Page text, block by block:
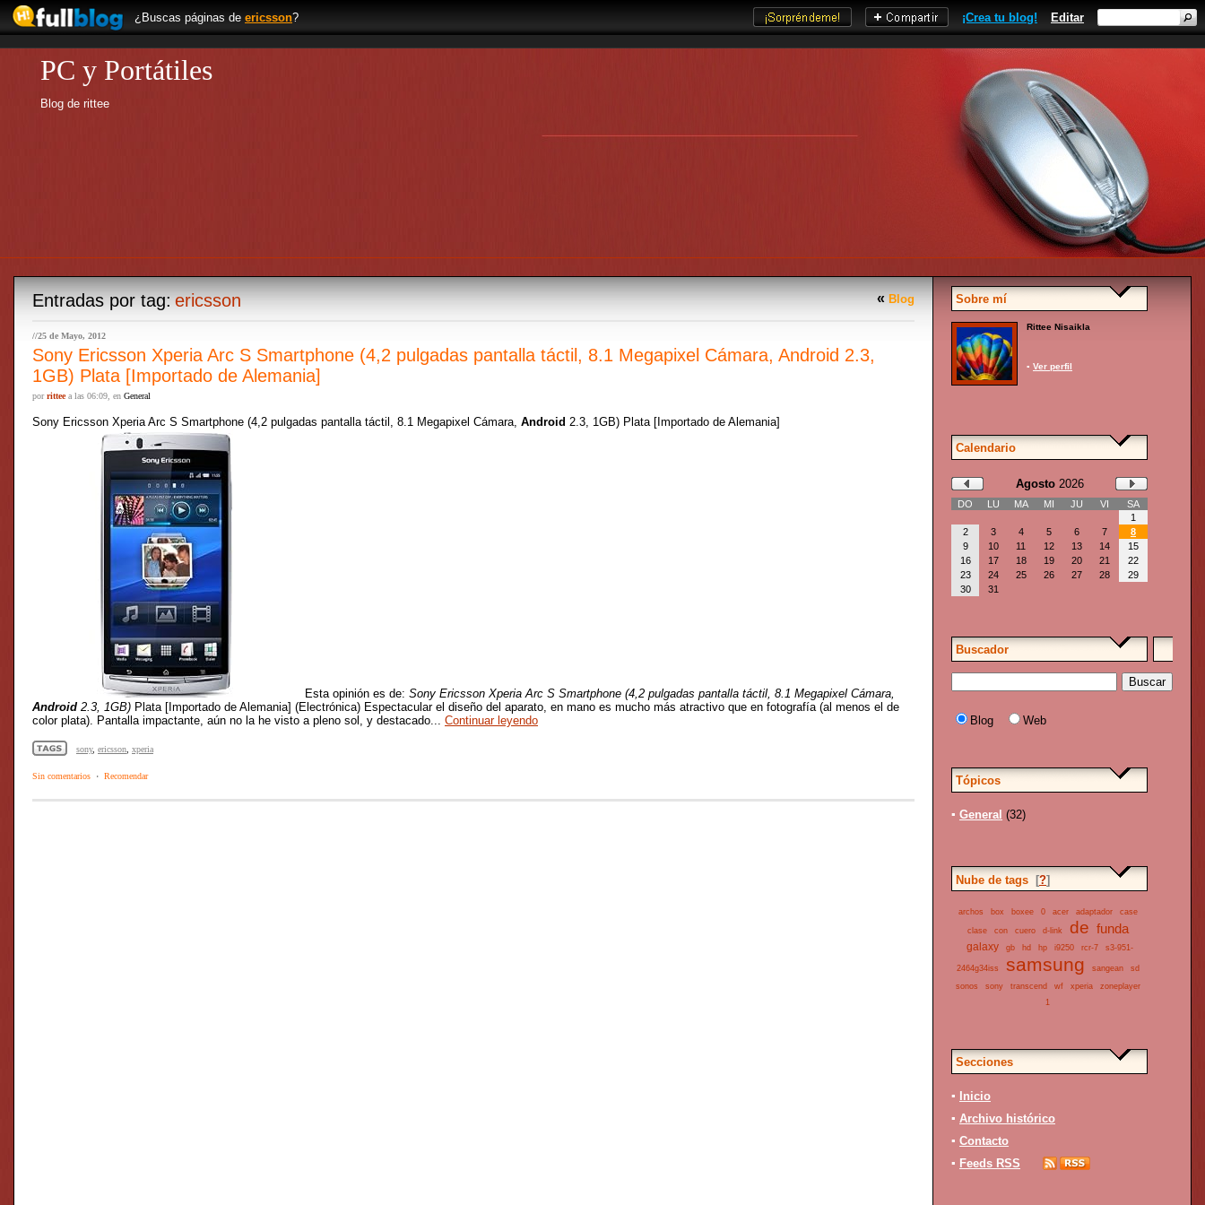
Editar
¡Crea tu blog!
¿Buscas páginas de ericsson?
PC y Portátiles
Blog de rittee
« Blog
Entradas por tag:ericsson
//25 de Mayo, 2012
Sony Ericsson Xperia Arc S Smartphone (4,2 pulgadas pantalla táctil, 8.1 Megapixel Cámara, Android 2.3,
1GB) Plata [Importado de Alemania]
porritteea las 06:09, en General
Sony Ericsson Xperia Arc S Smartphone (4,2 pulgadas pantalla táctil, 8.1 Megapixel Cámara, Android 2.3, 1GB) Plata [Importado de Alemania]
Esta opinión es de: Sony Ericsson Xperia Arc S Smartphone (4,2 pulgadas pantalla táctil, 8.1 Megapixel Cámara,
Android 2.3, 1GB) Plata [Importado de Alemania] (Electrónica) Espectacular el diseño del aparato, en mano es mucho más atractivo que en fotografía (al menos el de
color plata). Pantalla impactante, aún no la he visto a pleno sol, y destacado... Continuar leyendo
sony, ericsson xperia
Sin comentarios · Recomendar
Sobre mí
Rittee Nisaikla
▪ Ver perfil
Calendario
Agosto2026
DO LU MA MI JU VI
SA
1
2
3 4 5 6 7
8
9
10 11 12 13 14
15
16
17 18 19 20 21
22
23
24 25 26 27 28
29
30
31
Buscador
Blog Web
Tópicos
▪ General (32)
Nube de tags [?]
archos box boxee 0 acer adaptador case
clase con cuero d-link de funda
galaxy gb hd hp i9250 rcr-7 s3-951-
2464g34iss samsung sangean
sd
sonos
sony transcend wf xperia
zoneplayer
1
Secciones
▪
Inicio
▪ Archivo histórico
▪ Contacto
▪ Feeds RSS